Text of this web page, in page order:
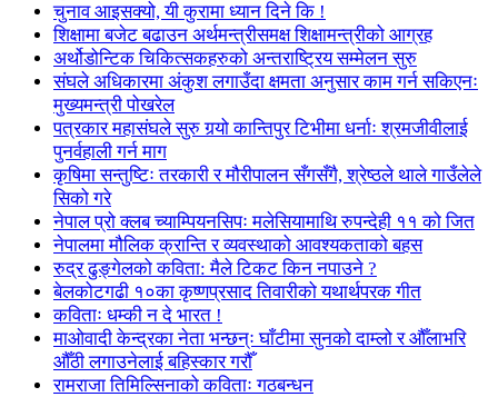
चुनाव आइसक्यो, यी कुरामा ध्यान दिने कि !
शिक्षामा बजेट बढाउन अर्थमन्त्रीसमक्ष शिक्षामन्त्रीको आग्रह
अर्थोडोन्टिक चिकित्सकहरुको अन्तराष्ट्रिय सम्मेलन सुरु
संघले अधिकारमा अंकुश लगाउँदा क्षमता अनुसार काम गर्न सकिएनः
मुख्यमन्त्री पोखरेल
पत्रकार महासंघले सुरु गर्‍यो कान्तिपुर टिभीमा धर्नाः श्रमजीवीलाई
पुनर्वहाली गर्न माग
कृषिमा सन्तुष्टिः तरकारी र मौरीपालन सँगसँगै, श्रेष्ठले थाले गाउँलेले
सिको गरे
नेपाल प्रो क्लब च्याम्पियनसिपः मलेसियामाथि रुपन्देही ११ को जित
नेपालमा मौलिक क्रान्ति र व्यवस्थाको आवश्यकताको बहस
रुद्र ढुङ्गेलको कविता: मैले टिकट किन नपाउने ?
बेलकोटगढी १०का कृष्णप्रसाद तिवारीको यथार्थपरक गीत
कविताः धम्की न दे भारत !
माओवादी केन्द्रका नेता भन्छन्ः घाँटीमा सुनको दाम्लो र औँलाभरि
औँठी लगाउनेलाई बहिस्कार गरौँ
रामराजा तिमिल्सिनाको कविताः गठबन्धन